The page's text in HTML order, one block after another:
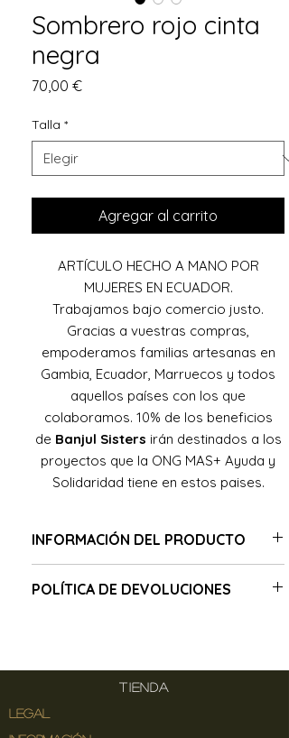
Sombrero rojo cinta
negra
70,00 €Precio
Talla *
Agregar al carrito
ARTÍCULO HECHO A MANO POR
MUJERES EN ECUADOR.
Trabajamos bajo comercio justo.
Gracias a vuestras compras,
empoderamos familias artesanas en
Gambia, Ecuador, Marruecos y todos
aquellos países con los que
colaboramos. 10% de los beneficios
de Banjul Sisters irán destinados a los
proyectos que la ONG MAS+ Ayuda y
Solidaridad tiene en estos paises.
INFORMACIÓN DEL PRODUCTO
trenzados a mano con paja toquilla, en la
hasta 4 meses, dependiendo de la
calidad de la paja toquilla y el grosor del
trenzado.
POLÍTICA DE DEVOLUCIONES
podran ser por defecto del producto
ningun caso cambiamos unos articulos
TIENDA
LEGAL